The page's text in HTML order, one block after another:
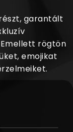
garantált
rögtön
emojikat